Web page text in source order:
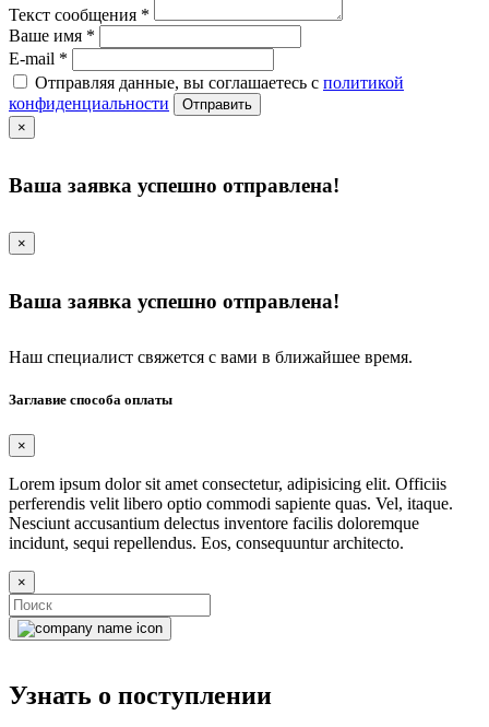
Текст сообщения *
Ваше имя *
E-mail *
Отправляя данные, вы соглашаетесь с политикой
конфиденциальности
Отправить
×
Ваша заявка успешно отправлена!
×
Ваша заявка успешно отправлена!
Наш специалист свяжется с вами в ближайшее время.
Заглавие способа оплаты
×
Lorem ipsum dolor sit amet consectetur, adipisicing elit. Officiis
perferendis velit libero optio commodi sapiente quas. Vel, itaque.
Nesciunt accusantium delectus inventore facilis doloremque
incidunt, sequi repellendus. Eos, consequuntur architecto.
×
Узнать о поступлении